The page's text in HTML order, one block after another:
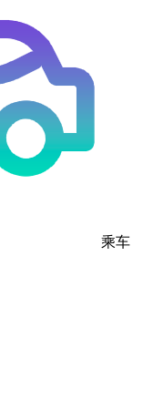
乘车